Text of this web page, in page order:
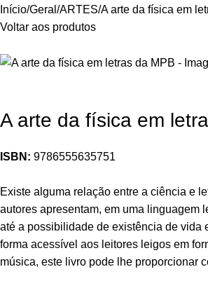
Início Geral ARTES A arte da física em
Voltar aos produtos
A arte da física em
ISBN: 9786555635751
Existe alguma relação entre a ciência e
autores apresentam, em uma linguagem
até a possibilidade de existência de vida
forma acessível aos leitores leigos em
música, este livro pode lhe proporcionar